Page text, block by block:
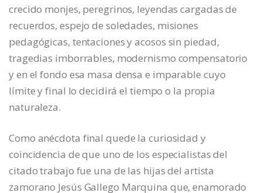
crecido monjes, peregrinos, leyendas cargadas de
recuerdos, espejo de soledades, misiones
pedagógicas, tentaciones y acosos sin piedad,
tragedias imborrables, modernismo compensatorio
y en el fondo esa masa densa e imparable cuyo
límite y final lo decidirá el tiempo o la propia
naturaleza.
Como anécdota final quede la curiosidad y
coincidencia de que uno de los especialistas del
citado trabajo fue una de las hijas del artista
zamorano Jesús Gallego Marquina que, enamorado